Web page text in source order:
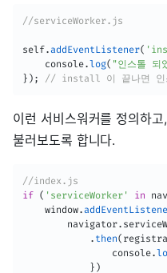
//serviceWorker.js
self.addEventListener(
    console
.log( "인스톨 되
} ) ; // install 이 끝나면 인
이런 서비스워커를 정의하고,
불러보도록 합니다.
//index.js
if ( 'serviceWorker' in
    window
.
        navigator
.
. then(
                console
.
} )